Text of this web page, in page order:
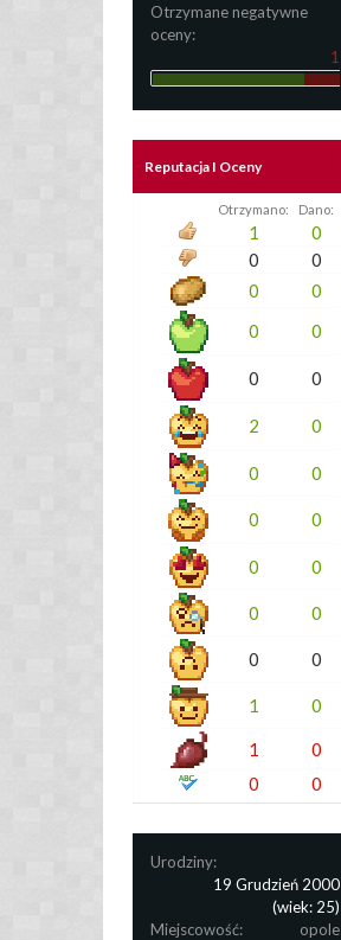
Otrzymane negatywne
oceny:
1
Reputacja I Oceny
Otrzymano: Dano:
1
0
0
0
0
0
0
0
0 0
2 0
0 0
0 0
0 0
0 0
0 0
1 0
1
0
0
0
Urodziny:
19 Grudzień 2000
(wiek: 25)
Miejscowość:
opole